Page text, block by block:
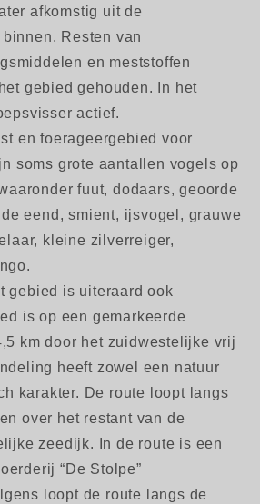
afkomstig uit de
Resten van
en meststoffen
gebied gehouden. In het
actief.
en foerageergebied voor
soms grote aantallen vogels op
fuut, dodaars, geoorde
eend, smient, ijsvogel, grauwe
kleine zilverreiger,
gebied is uiteraard ook
is op een gemarkeerde
km door het zuidwestelijke vrij
heeft zowel een natuur
karakter. De route loopt langs
over het restant van de
zeedijk. In de route is een
“De Stolpe”
loopt de route langs de